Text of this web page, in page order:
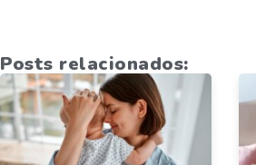
Posts relacionados: